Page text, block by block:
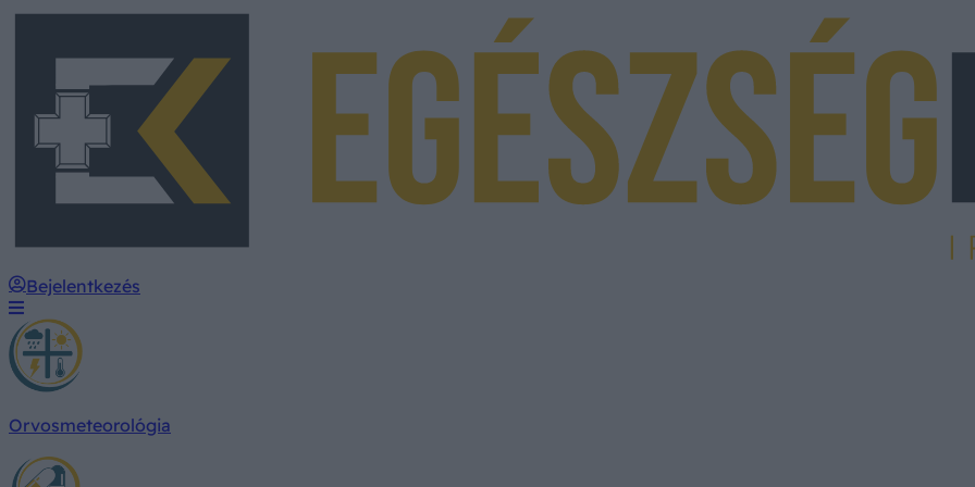
Bejelentkezés
Orvosmeteorológia